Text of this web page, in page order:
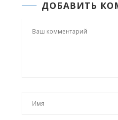
ДОБАВИТЬ